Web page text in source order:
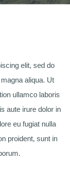
elit, sed do
aliqua. Ut
ullamco laboris
aute irure dolor in
eu fugiat nulla
proident, sunt in